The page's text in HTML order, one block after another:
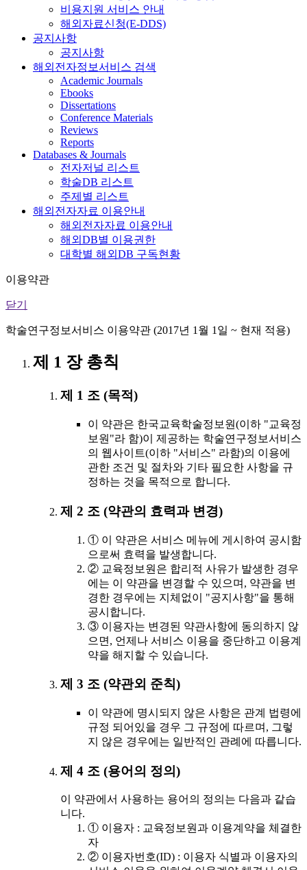
비용지원 서비스 안내
해외자료신청(E-DDS)
공지사항
공지사항
해외전자정보서비스 검색
Academic Journals
Ebooks
Dissertations
Conference Materials
Reviews
Reports
Databases & Journals
전자저널 리스트
학술DB 리스트
주제별 리스트
해외전자자료 이용안내
해외전자자료 이용안내
해외DB별 이용권한
대학별 해외DB 구독현황
이용약관
닫기
학술연구정보서비스 이용약관 (2017년 1월 1일 ~ 현재 적용)
제 1 장 총칙
제 1 조 (목적)
이 약관은 한국교육학술정보원(이하 "교육정
보원"라 함)이 제공하는 학술연구정보서비스
의 웹사이트(이하 "서비스" 라함)의 이용에
관한 조건 및 절차와 기타 필요한 사항을 규
정하는 것을 목적으로 합니다.
제 2 조 (약관의 효력과 변경)
① 이 약관은 서비스 메뉴에 게시하여 공시함
으로써 효력을 발생합니다.
② 교육정보원은 합리적 사유가 발생한 경우
에는 이 약관을 변경할 수 있으며, 약관을 변
경한 경우에는 지체없이 "공지사항"을 통해
공시합니다.
③ 이용자는 변경된 약관사항에 동의하지 않
으면, 언제나 서비스 이용을 중단하고 이용계
약을 해지할 수 있습니다.
제 3 조 (약관외 준칙)
이 약관에 명시되지 않은 사항은 관계 법령에
규정 되어있을 경우 그 규정에 따르며, 그렇
지 않은 경우에는 일반적인 관례에 따릅니다.
제 4 조 (용어의 정의)
이 약관에서 사용하는 용어의 정의는 다음과 같습
니다.
① 이용자 : 교육정보원과 이용계약을 체결한
자
② 이용자번호(ID) : 이용자 식별과 이용자의